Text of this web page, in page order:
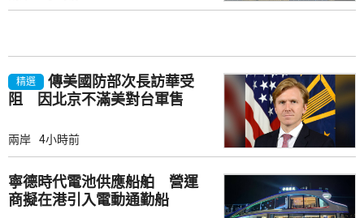
精選
傳美國防部次長訪華受
阻 因北京不滿美對台軍售
兩岸 4小時前
寧德時代電池供應船舶 營運
商擬在港引入電動通勤船